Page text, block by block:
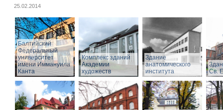
25.02.2014
Балтийский
Федеральный
университет
имени Иммануила
Канта
Комплекс зданий
Академии
художеств
Здание
анатомического
института
Св.